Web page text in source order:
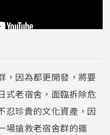
，因為都更開發，將要
式老宿舍，面臨拆除危
忍珍貴的文化資產，因
場搶救老宿舍群的運